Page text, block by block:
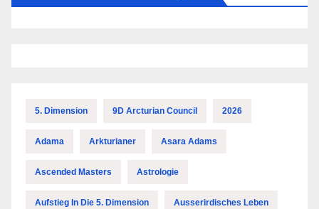
5. Dimension 9D Arcturian Council 2026
Adama Arkturianer Asara Adams
Ascended Masters Astrologie
Aufstieg In Die 5. Dimension Ausserirdisches Leben